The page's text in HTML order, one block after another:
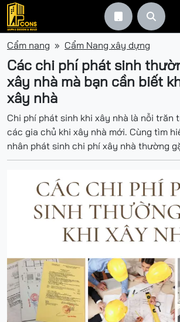

Cẩm nang Cẩm Nang xây dựng
Các chi phí phát sinh
xây nhà mà bạn cần biết
xây nhà
Chi phí phát sinh khi xây nhà là nỗi trăn
các gia chủ khi xây nhà mới. Cùng tìm
nhân phát sinh chi phí xây nhà thường